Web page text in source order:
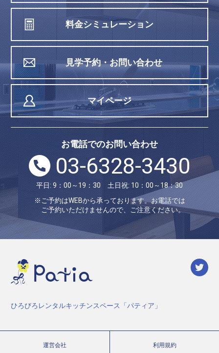
料金シミュレーション
見学予約・お問い合わせ
マイページ
お電話でのお問い合わせ
03-6328-3430
平日: 9：00～19：30 土日祝: 10：00～18：30
※ご予約はWEBから承っております。お電話では
ご予約いただけませんので、ご注意ください。
ひろびろレンタルキッチンスペース「パティア」
運営会社 利用規約